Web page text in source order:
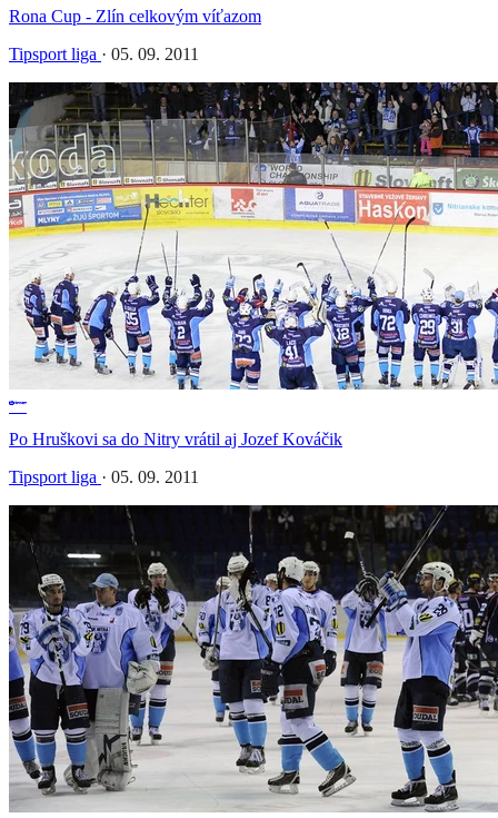
Rona Cup - Zlín celkovým víťazom
Tipsport liga · 05. 09. 2011
Po Hruškovi sa do Nitry vrátil aj Jozef Kováčik
Tipsport liga · 05. 09. 2011